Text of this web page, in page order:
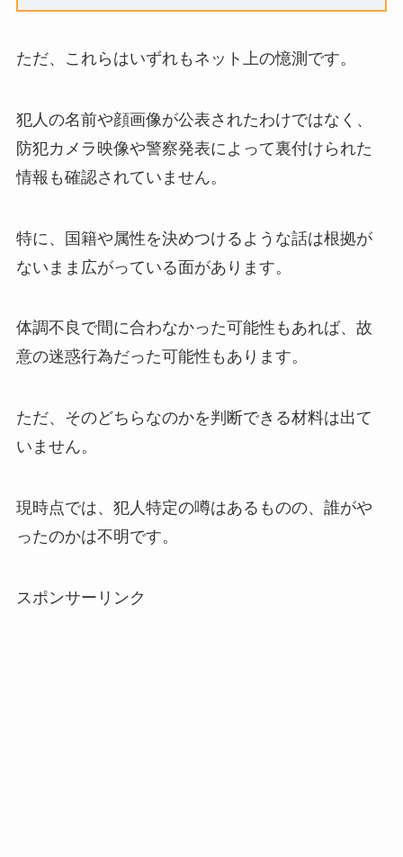
ただ、これらはいずれもネット上の憶測です。
犯人の名前や顔画像が公表されたわけではなく、
防犯カメラ映像や警察発表によって裏付けられた
情報も確認されていません。
特に、国籍や属性を決めつけるような話は根拠が
ないまま広がっている面があります。
体調不良で間に合わなかった可能性もあれば、故
意の迷惑行為だった可能性もあります。
ただ、そのどちらなのかを判断できる材料は出て
いません。
現時点では、犯人特定の噂はあるものの、誰がや
ったのかは不明です。
スポンサーリンク